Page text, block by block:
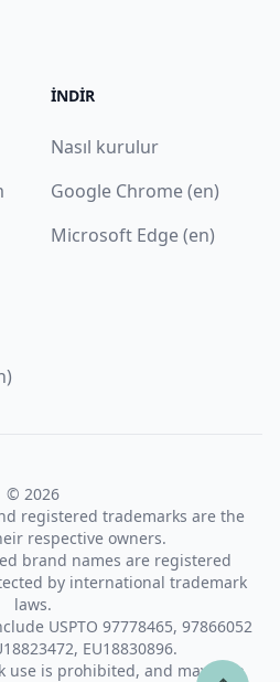
İNDIR
Nasıl kurulur
Google Chrome (en)
Microsoft Edge (en)
© 2026
registered trademarks are the
respective owners.
brand names are registered
by international trademark
laws.
USPTO 97778465, 97866052
EU18830896.
use is prohibited, and may be a